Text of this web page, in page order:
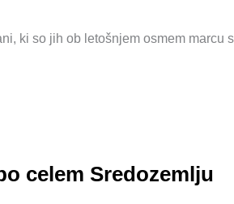
ki so jih ob letošnjem osmem marcu
celem Sredozemlju